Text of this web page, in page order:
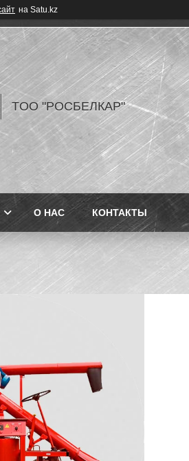
на Satu.kz
TOO "РОСБЕЛКАР"
О НАС КОНТАКТЫ